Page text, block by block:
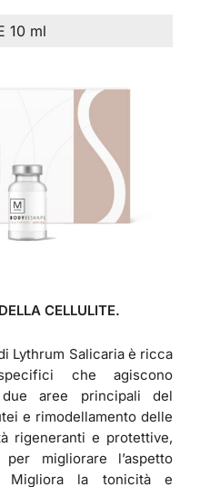
10 ml
CELLULITE.
Lythrum Salicaria è ricca
che agiscono
due aree principali del
e rimodellamento delle
rigeneranti e protettive,
migliorare l’aspetto
Migliora la tonicità e